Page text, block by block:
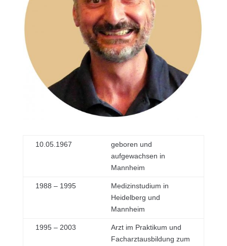
10.05.1967
geboren und
aufgewachsen in
Mannheim
1988 – 1995
Medizinstudium in
Heidelberg und
Mannheim
1995 – 2003
Arzt im Praktikum und
Facharztausbildung zum